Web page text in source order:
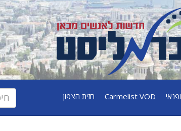
Carmelist VOD חזית הצפון